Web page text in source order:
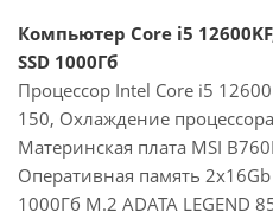
Компьютер Core i5
SSD 1000Гб
Процессор Intel Core i5
150, Охлаждение
Материнская плата MSI
Оперативная память
1000Гб M.2 ADATA LEGEND